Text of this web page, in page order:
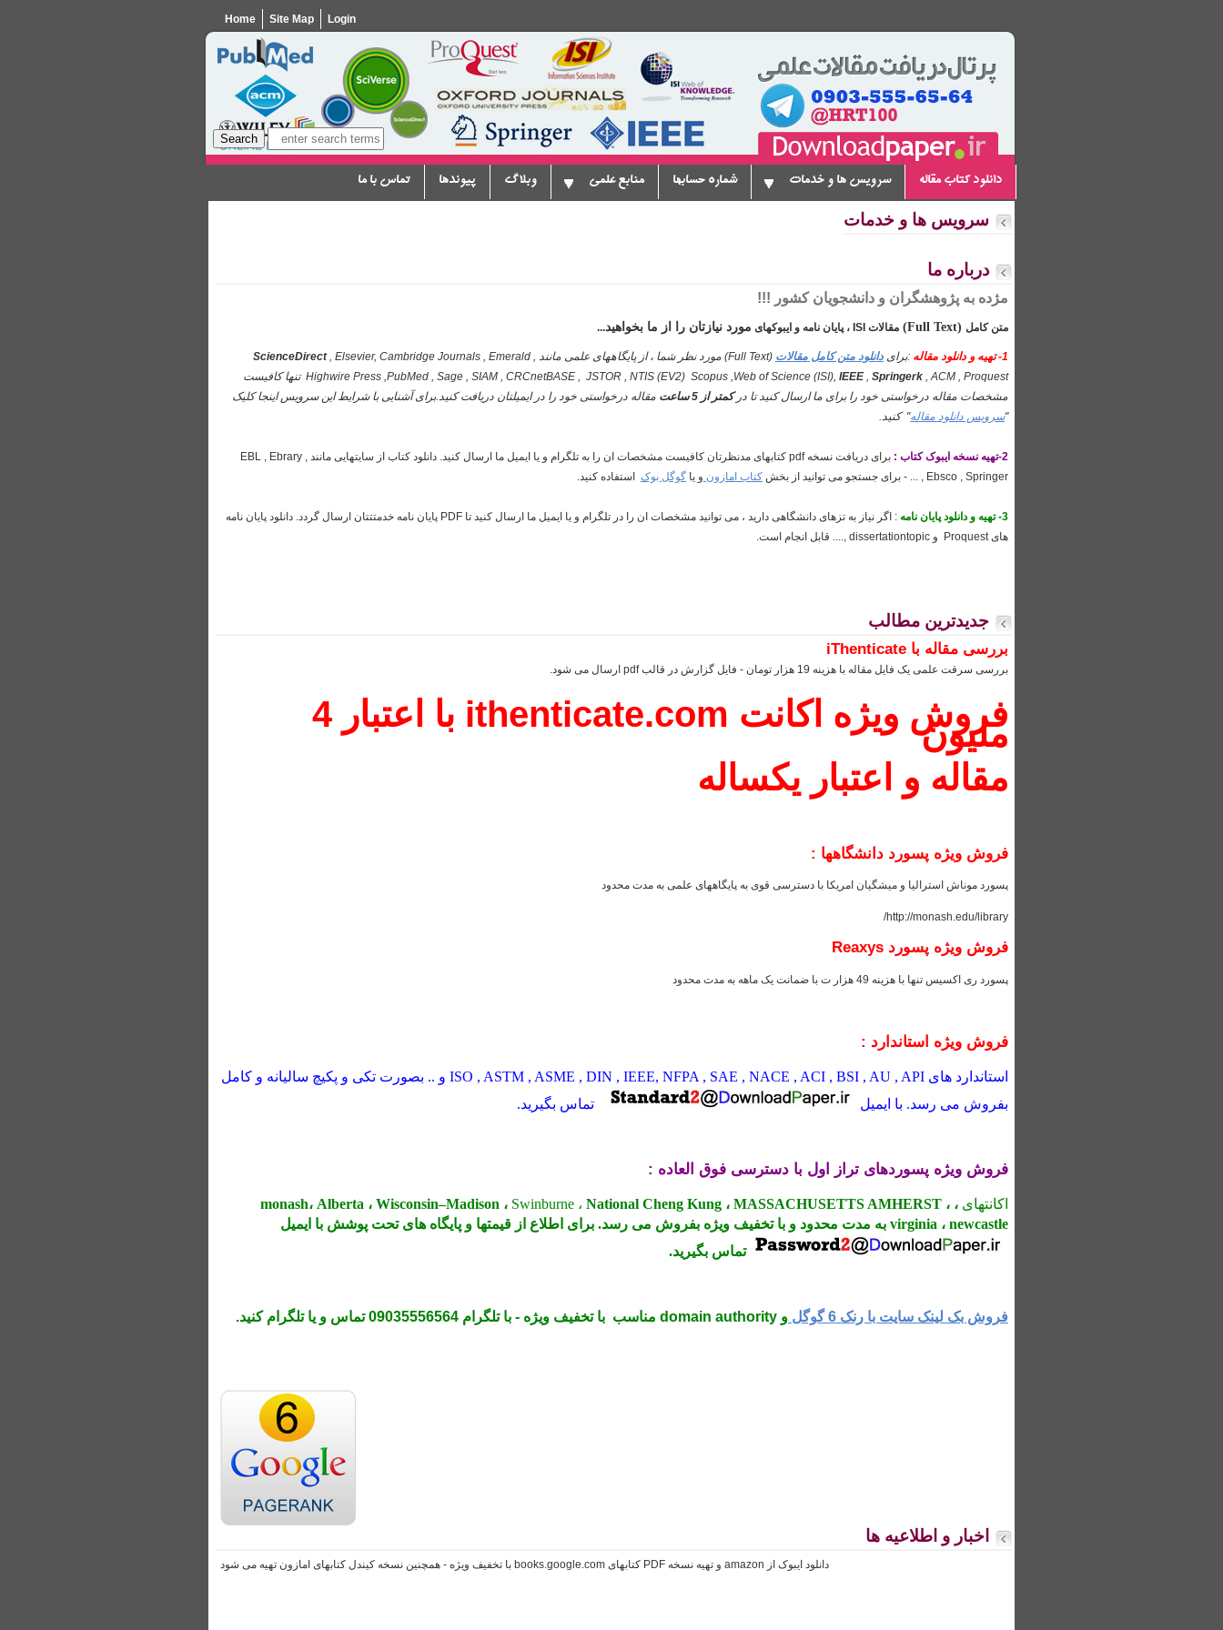
Home Site Map Login
دانلود کتاب مقاله سرویس ها و خدمات شماره حسابها منابع علمی وبلاگ پیوندها تماس با ما
سرویس ها و خدمات
درباره ما
مژده به پژوهشگران و دانشجویان کشور !!!
متن کامل (Full Text) مقالات مورد نیازتان را از ما بخواهید...
1- تهیه و دانلود مقاله :برای دانلود متن کامل مقالات (Full Text) مورد نظر شما ، از پایگا‌ههای علمی مانند ScienceDirect, Elsevier, Cambridge Journals , Emerald ,
Highwire Press ,PubMed , Sage , SIAM , CRCnetBASE , JSTOR , NTIS (EV2) Scopus ,Web of Science (ISI), IEEE, Springerk
, ACM , Proquest تنها کافیست
مشخصات مقاله درخواستی خود را برای ما ارسال کنید تا درکمتر از 5 ساعت
مقاله درخواستی خود را در ایمیلتان دریافت کنید.برای آشنایی با شرایط این سرویس اینجا کلیک
"سرویس دانلود مقاله" کنید.
2-تهیه نسخه ایبوک کتاب :
برای دریافت نسخه pdf کتابهای مدنظرتان کافیست مشخصات ان را به تلگرام و یا ایمیل ما ارسال کنید. دانلود کتاب از سایتهایی مانند EBL , Ebrary ,
Ebsco , Springer , ... - برای جستجو می توانید از بخش
کتاب امازون و یا گوگل بوک استفاده کنید.
3- تهیه و دانلود پایان نامه
: اگر نیاز به تزهای دانشگاهی دارید ، می توانید مشخصات ان را در تلگرام و یا ایمیل ما ارسال کنید تا PDF پایان نامه خدمتتتان ارسال گردد. دانلود پایان نامه
های Proquest و dissertationtopic ,.... قابل انجام است.
جدیدترین مطالب
بررسی مقاله با iThenticate
بررسی سرقت علمی یک فایل مقاله با هزینه 19 هزار تومان - فایل گزارش در قالب pdf ارسال می شود.
فروش ویژه اکانت ithenticate.com با اعتبار 4
ملیون
مقاله و اعتبار یکساله
فروش ویژه پسورد دانشگاهها :
پسورد موناش استرالیا و میشگیان امریکا با دسترسی قوی به پایگاههای علمی به مدت محدود
http://monash.edu/library/
فروش ویژه پسورد Reaxys
پسورد ری اکسیس تنها با هزینه 49 هزار ت با ضمانت یک ماهه به مدت محدود
فروش ویژه استاندارد :
استاندارد های ISO , ASTM , ASME , DIN , IEEE, NFPA , SAE , NACE , ACI , BSI , AU , API و .. بصورت تکی و پکیچ سالیانه و کامل
بفروش می رسد. با ایمیل
تماس بگیرید.
فروش ویژه پسوردهای تراز اول با دسترسی فوق العاده :
اکانتهای ، monash، Alberta ، Wisconsin–Madison ، Swinburne ، National Cheng Kung ، MASSACHUSETTS AMHERST ،
virginia ، newcastle به مدت محدود و با تخفیف ویژه بفروش می رسد. برای اطلاع از قیمتها و پایگاه های تحت پوشش با ایمیل
تماس بگیرید.
فروش بک لینک سایت با رنک 6 گوگل و domain authority مناسب با تخفیف ویژه - با تلگرام 09035556564 تماس و یا تلگرام کنید.
اخبار و اطلاعیه ها
دانلود ایبوک از amazon و تهیه نسخه PDF کتابهای books.google.com با تخفیف ویژه - همچنین نسخه کیندل کتابهای امازون تهیه می شود